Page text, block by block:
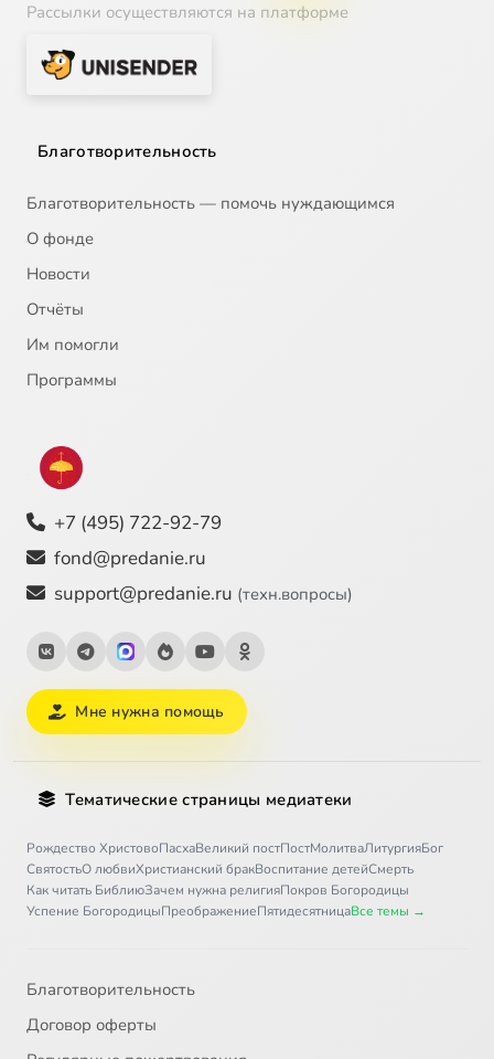
Рассылки осуществляются на платформе
Благотворительность
Благотворительность — помочь нуждающимся
О фонде
Новости
Отчёты
Им помогли
Программы
+7 (495) 722-92-79
fond@predanie.ru
support@predanie.ru (техн.вопросы)
Мне нужна помощь
Тематические страницы медиатеки
Рождество ХристовоПасхаВеликий постПостМолитваЛитургияБог
СвятостьО любвиХристианский бракВоспитание детейСмерть
Как читать БиблиюЗачем нужна религияПокров Богородицы
Успение БогородицыПреображениеПятидесятницаВсе темы →
Благотворительность
Договор оферты